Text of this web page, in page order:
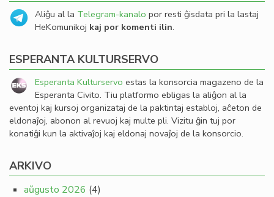
Aliĝu al la Telegram-kanalo por resti ĝisdata pri la lastaj
HeKomunikoj kaj por komenti ilin.
ESPERANTA KULTURSERVO
Esperanta Kulturservo estas la konsorcia magazeno de la
Esperanta Civito. Tiu platformo ebligas la aliĝon al la
eventoj kaj kursoj organizataj de la paktintaj establoj, aĉeton de
eldonaĵoj, abonon al revuoj kaj multe pli. Vizitu ĝin tuj por
konatiĝi kun la aktivaĵoj kaj eldonaj novaĵoj de la konsorcio.
ARKIVO
aŭgusto 2026 (4)